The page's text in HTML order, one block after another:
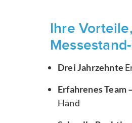
Ihre
Drei Jahrzehnte
Erfahrenes Team –
Hand